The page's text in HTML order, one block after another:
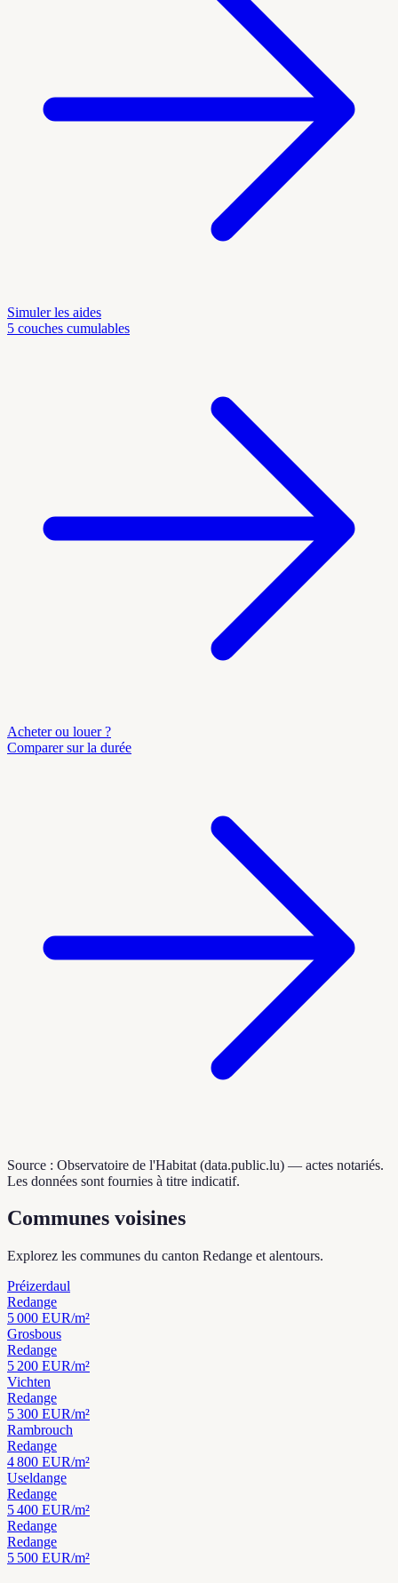
Simuler les aides
5 couches cumulables
Acheter ou louer ?
Comparer sur la durée
Source : Observatoire de l'Habitat (data.public.lu) — actes notariés.
Les données sont fournies à titre indicatif.
Communes voisines
Explorez les communes du canton Redange et alentours.
Préizerdaul
Redange
5 000 EUR/m²
Grosbous
Redange
5 200 EUR/m²
Vichten
Redange
5 300 EUR/m²
Rambrouch
Redange
4 800 EUR/m²
Useldange
Redange
5 400 EUR/m²
Redange
Redange
5 500 EUR/m²